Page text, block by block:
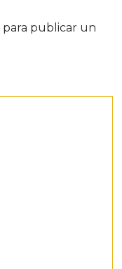
para publicar un